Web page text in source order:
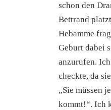
schon den
Bettrand
Hebamme
Geburt dabei
anzurufen.
checkte, da
„Sie müssen
kommt!“. Ich